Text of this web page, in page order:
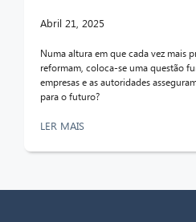
Abril 21, 2025
Numa altura em que cada vez mais
reformam, coloca-se uma questão
empresas e as autoridades
para o futuro?
LER MAIS